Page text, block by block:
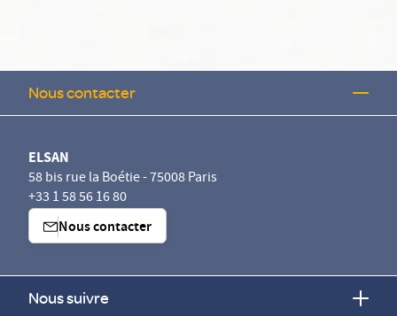
Nous contacter
ELSAN
58 bis rue la Boétie - 75008 Paris
+33 1 58 56 16 80
Nous contacter
Nous suivre